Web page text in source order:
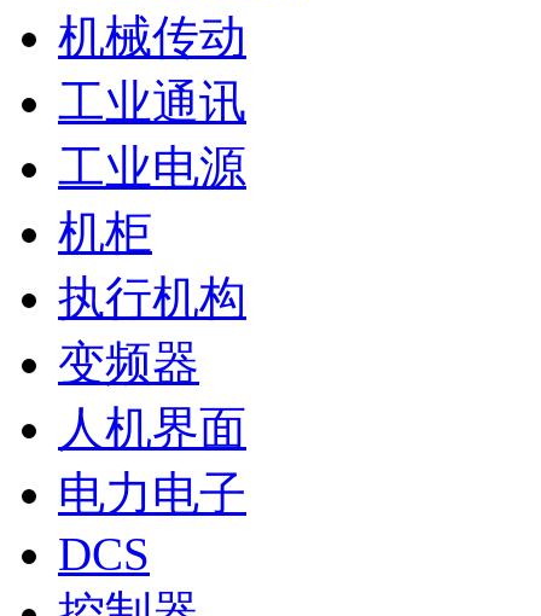
机械传动
工业通讯
工业电源
机柜
执行机构
变频器
人机界面
电力电子
DCS